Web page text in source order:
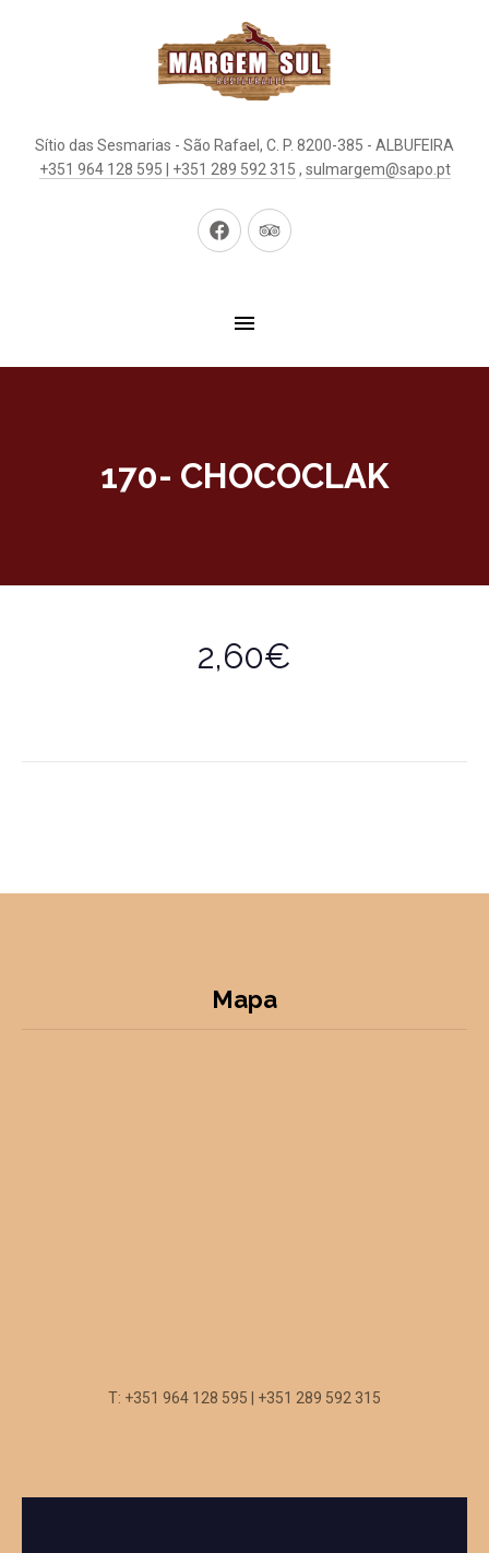
Sítio das Sesmarias - São Rafael, C. P. 8200-385 - ALBUFEIRA
+351 964 128 595 | +351 289 592 315 , sulmargem@sapo.pt
New
New
170- CHOCOCLAK
2,60€
Mapa
T: +351 964 128 595 | +351 289 592 315